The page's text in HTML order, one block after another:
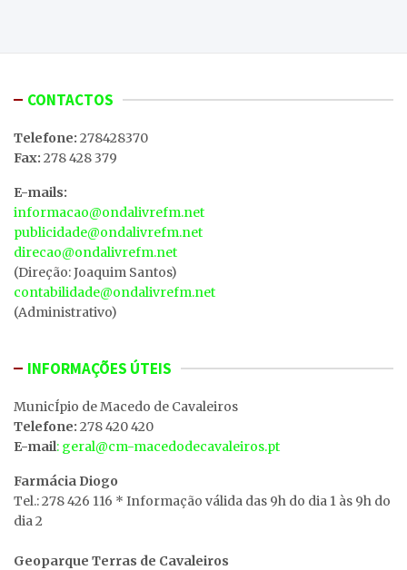
CONTACTOS
Telefone: 278428370
Fax: 278 428 379
E-mails:
informacao@ondalivrefm.net
publicidade@ondalivrefm.net
direcao@ondalivrefm.net
(Direção: Joaquim Santos)
contabilidade@ondalivrefm.net
(Administrativo)
INFORMAÇÕES ÚTEIS
MunicÍpio de Macedo de Cavaleiros
Telefone: 278 420 420
E-mail: geral@cm-macedodecavaleiros.pt
Farmácia Diogo
Tel.: 278 426 116 * Informação válida das 9h do dia 1 às 9h do
dia 2
Geoparque Terras de Cavaleiros